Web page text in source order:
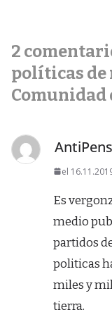
2
políticas de
Comunidad
el
Es
medio
partidos
politicas
miles y
tierra.